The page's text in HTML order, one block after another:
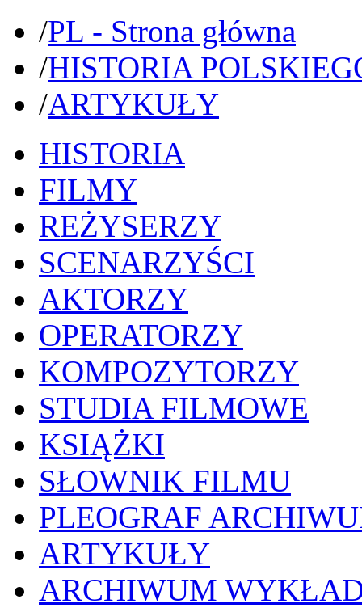
/PL - Strona główna
/HISTORIA
/ARTYKUŁY
HISTORIA
FILMY
REŻYSERZY
SCENARZYŚCI
AKTORZY
OPERATORZY
KOMPOZYTORZY
STUDIA FILMOWE
KSIĄŻKI
SŁOWNIK FILMU
PLEOGRAF
ARTYKUŁY
ARCHIWUM